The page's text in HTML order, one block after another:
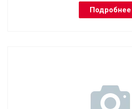
Подробнее